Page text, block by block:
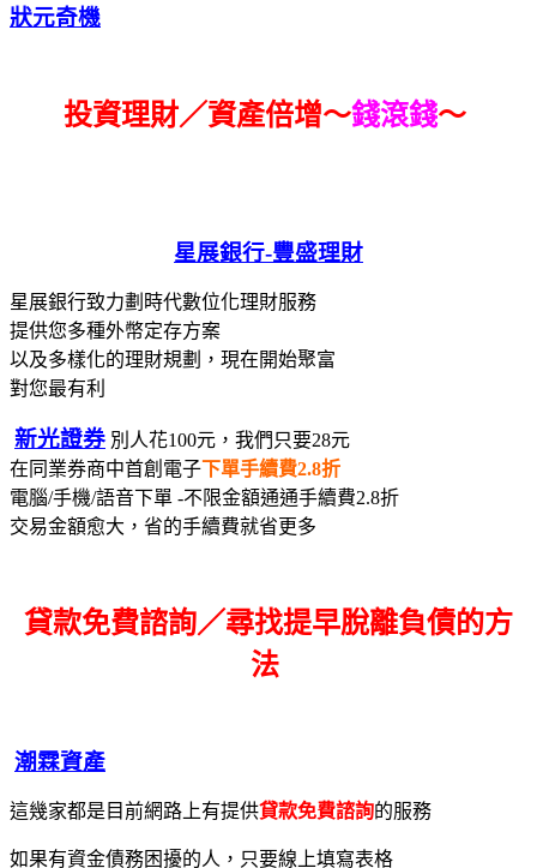
狀元奇機
投資理財／資產倍增～錢滾錢～
星展銀行-豐盛理財
星展銀行致力劃時代數位化理財服務
提供您多種外幣定存方案
以及多樣化的理財規劃，現在開始聚富
對您最有利
新光證券 別人花100元，我們只要28元
在同業券商中首創電子下單手續費2.8折
電腦/手機/語音下單 -不限金額通通手續費2.8折
交易金額愈大，省的手續費就省更多
貸款免費諮詢／尋找提早脫離負債的方
法
潮霖資產
這幾家都是目前網路上有提供貸款免費諮詢的服務
如果有資金債務困擾的人，只要線上填寫表格